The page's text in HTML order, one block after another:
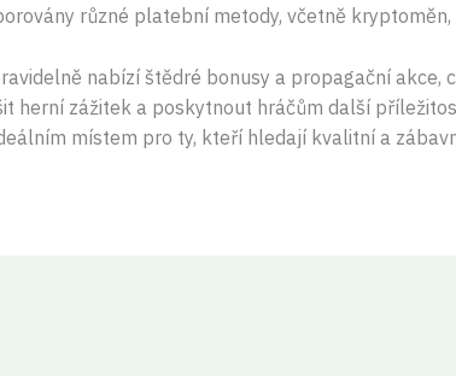
různé platební metody, včetně
nabízí štědré bonusy a propagační
herní zážitek a poskytnout hráčům další
místem pro ty, kteří hledají kvalitní a